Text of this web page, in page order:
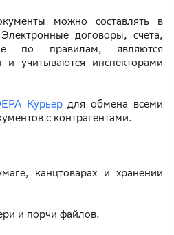
можно составлять в
договоры, счета,
по правилам, являются
учитываются инспекторами
Курьердля обмена всеми
с контрагентами.
канцтоварах и хранении
и порчи файлов.